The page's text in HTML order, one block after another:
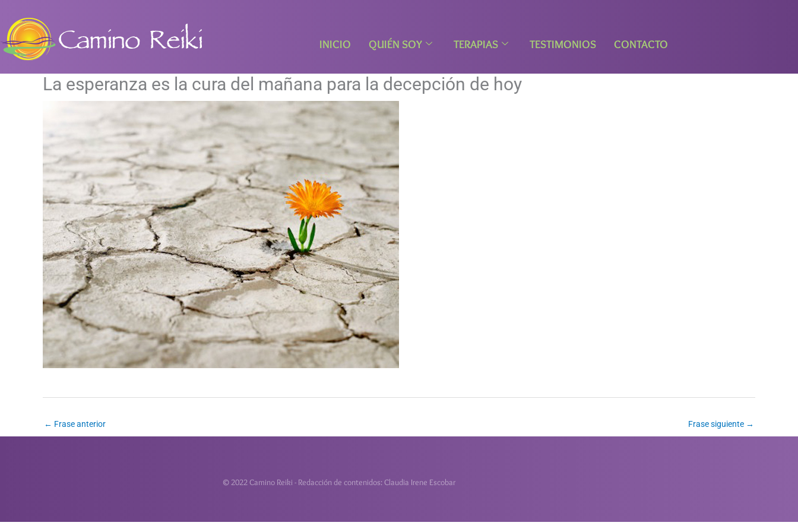
contenido
INICIO QUIÉN SOY TERAPIAS TESTIMONIOS CONTACTO
La esperanza es la cura del mañana para la decepción de hoy
← Frase anterior Frase siguiente →
© 2022 Camino Reiki - Redacción de contenidos: Claudia Irene Escobar